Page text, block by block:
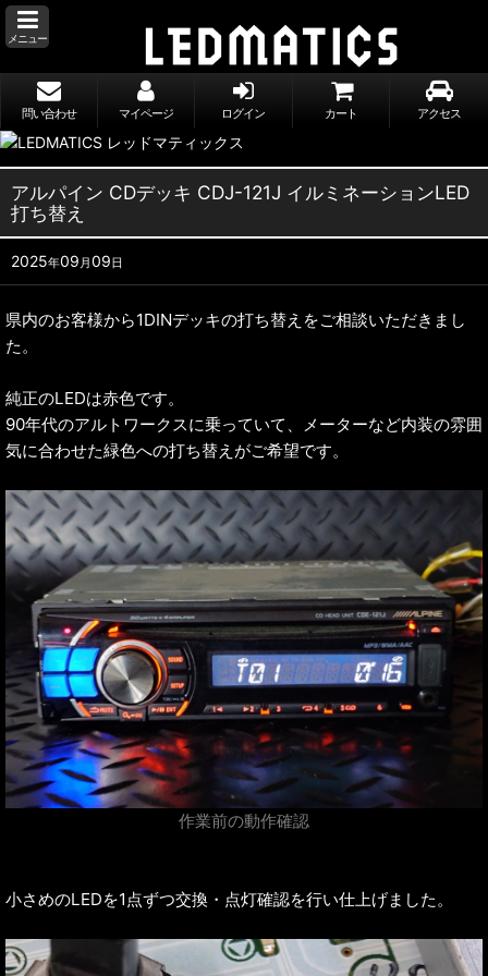
メニュー
問い合わせ マイページ ログイン カート アクセス
アルパイン CDデッキ CDJ-121J イルミネーションLED
打ち替え
2025年09 月09日
県内のお客様から1DINデッキの打ち替えをご相談いただきまし
た。
純正のLEDは赤色です。
90年代のアルトワークスに乗っていて、メーターなど内装の雰囲
気に合わせた緑色への打ち替えがご希望です。
作業前の動作確認
小さめのLEDを1点ずつ交換・点灯確認を行い仕上げました。